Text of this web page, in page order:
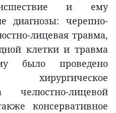
и ему
диагнозы: черепно-
лицевая травма,
клетки и травма
было проведено
хирургическое
лицевой
консервативное